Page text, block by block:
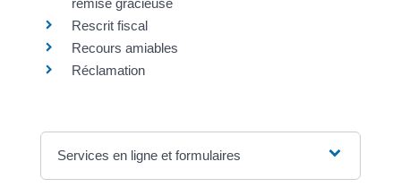
Rescrit fiscal
Recours amiables
Réclamation
Services en ligne et formulaires